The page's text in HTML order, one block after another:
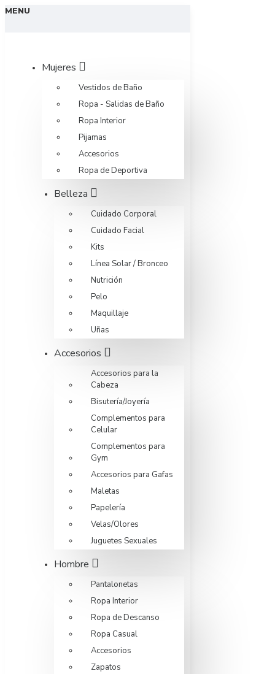
MENU
Mujeres
Vestidos de Baño
Ropa - Salidas de Baño
Ropa Interior
Pijamas
Accesorios
Ropa de Deportiva
Belleza
Cuidado Corporal
Cuidado Facial
Kits
Línea Solar / Bronceo
Nutrición
Pelo
Maquillaje
Uñas
Accesorios
Accesorios para la
Cabeza
Bisutería/Joyería
Complementos para
Celular
Complementos para
Gym
Accesorios para Gafas
Maletas
Papelería
Velas/Olores
Juguetes Sexuales
Hombre
Pantalonetas
Ropa Interior
Ropa de Descanso
Ropa Casual
Accesorios
Zapatos